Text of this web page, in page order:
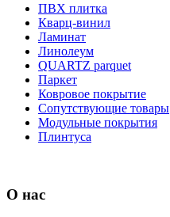
ПВХ плитка
Кварц-винил
Ламинат
Линолеум
QUARTZ parquet
Паркет
Ковровое покрытие
Сопутствующие товары
Модульные покрытия
Плинтуса
О нас